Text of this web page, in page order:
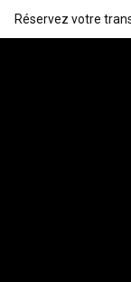
Réservez votre